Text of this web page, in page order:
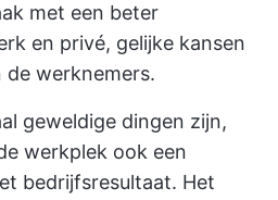
met een beter
en privé, gelijke kansen
de werknemers.
geweldige dingen zijn,
werkplek ook een
bedrijfsresultaat. Het